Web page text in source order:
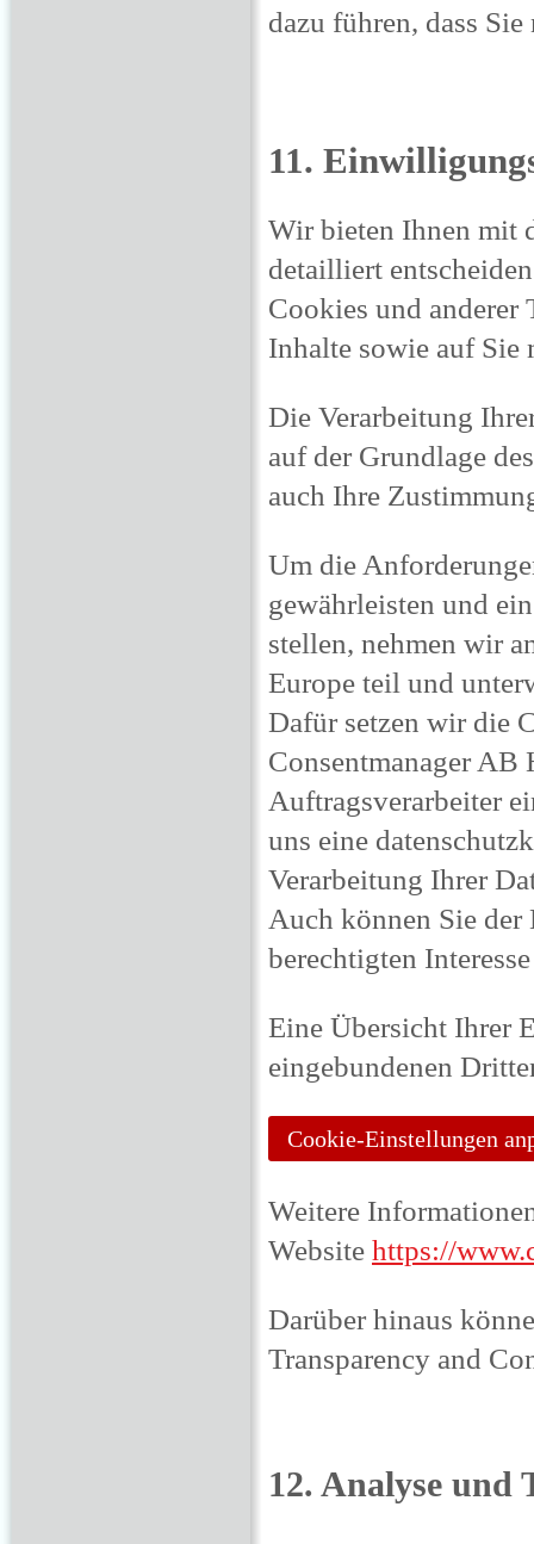
dazu führen, dass
11.
Wir bieten Ihnen mit
detailliert
Cookies und anderer
Inhalte sowie auf Sie
Die Verarbeitung
auf der Grundlage
auch Ihre
Um die
gewährleisten und
stellen, nehmen wir
Europe teil und
Dafür setzen wir die
Consentmanager AB
Auftragsverarbeiter
uns eine
Verarbeitung Ihrer
Auch können Sie der
berechtigten
Eine Übersicht Ihrer
eingebundenen
Cookie-Einstellungen
Weitere
Website https://
Darüber hinaus
Transparency and
12. Analyse und